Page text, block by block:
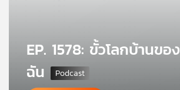
EP. 1578: ขั้วโลกบ้านของ
ฉัน